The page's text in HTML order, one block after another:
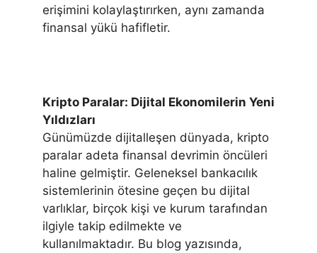
erişimini kolaylaştırırken, aynı zamanda
finansal yükü hafifletir.
Kripto Paralar: Dijital Ekonomilerin Yeni
Yıldızları
Günümüzde dijitalleşen dünyada, kripto
paralar adeta finansal devrimin öncüleri
haline gelmiştir. Geleneksel bankacılık
sistemlerinin ötesine geçen bu dijital
varlıklar, birçok kişi ve kurum tarafından
ilgiyle takip edilmekte ve
kullanılmaktadır. Bu blog yazısında,